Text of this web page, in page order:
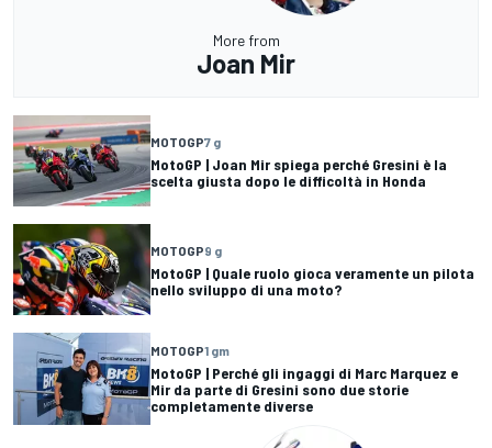
More from
Joan Mir
MOTOGP7 g
MotoGP | Joan Mir spiega perché Gresini è la
scelta giusta dopo le difficoltà in Honda
MOTOGP9 g
MotoGP | Quale ruolo gioca veramente un pilota
nello sviluppo di una moto?
MOTOGP1 gm
MotoGP | Perché gli ingaggi di Marc Marquez e
Mir da parte di Gresini sono due storie
completamente diverse